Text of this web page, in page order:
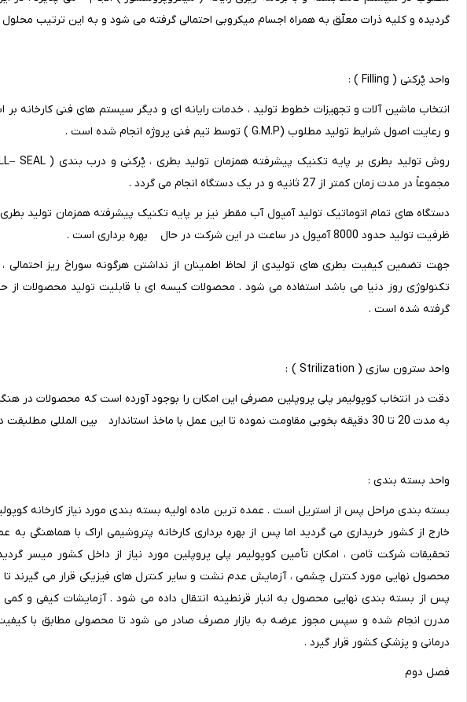
گردیده و کلیه ذرات معلّق به همراه اجسام میکروبی احتمالی گرفته می شود و به این ترتیب محلول
واحد پْرکنی ( Filling ) :
انتخاب ماشین آلات و تجهیزات خطوط تولید ، خدمات رایانه ای و دیگر سیستم های فنی کارخانه
و رعایت اصول شرایط تولید مطلوب (G.M.P ) توسط تیم فنی پروژه انجام شده است .
مجموعاً در مدت زمان کمتر از 27 ثانیه و در یک دستگاه انجام می گردد .
ظرفیت تولید حدود 8000 آمپول در ساعت در این شرکت در حال بهره برداری است .
جهت تضمین کیفیت بطری های تولیدی از لحاظ اطمینان از نداشتن هرگونه سوراخ ریز
گرفته شده است .
واحد سترون سازی ( Strilization ) :
به مدت 20 تا 30 دقیقه بخوبی مقاومت نموده تا این عمل با ماخذ استاندارد بین المللی مطلبقت داشته باشد .
واحد بسته بندی :
بسته بندی مراحل پس از استریل است . عمده ترین ماده اولیه بسته بندی مورد نیاز کارخانه
خارج از کشور خریداری می گردید اما پس از بهره برداری کارخانه پتروشیمی اراک با هماهنگی
تحقیقات شرکت ثامن ، امکان تأمین کوپولیمر پلی پروپلین مورد نیاز از داخل کشور میسر
محصول نهایی مورد کنترل چشمی ، آزمایش عدم نشت و سایر کنترل های فیزیکی قرار می گیرند
پس از بسته بندی نهایی محصول به انبار قرنطینه انتقال داده می شود . آزمایشات کیفی و
مدرن انجام شده و سپس مجوز عرضه به بازار مصرف صادر می شود تا محصولی مطابق با
درمانی و پزشکی کشور قرار گیرد .
فصل دوم